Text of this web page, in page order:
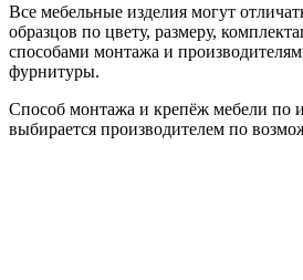
Все мебельные изделия могут
образцов по цвету, размеру,
способами монтажа и
фурнитуры.
Способ монтажа и крепёж мебели по
выбирается производителем по